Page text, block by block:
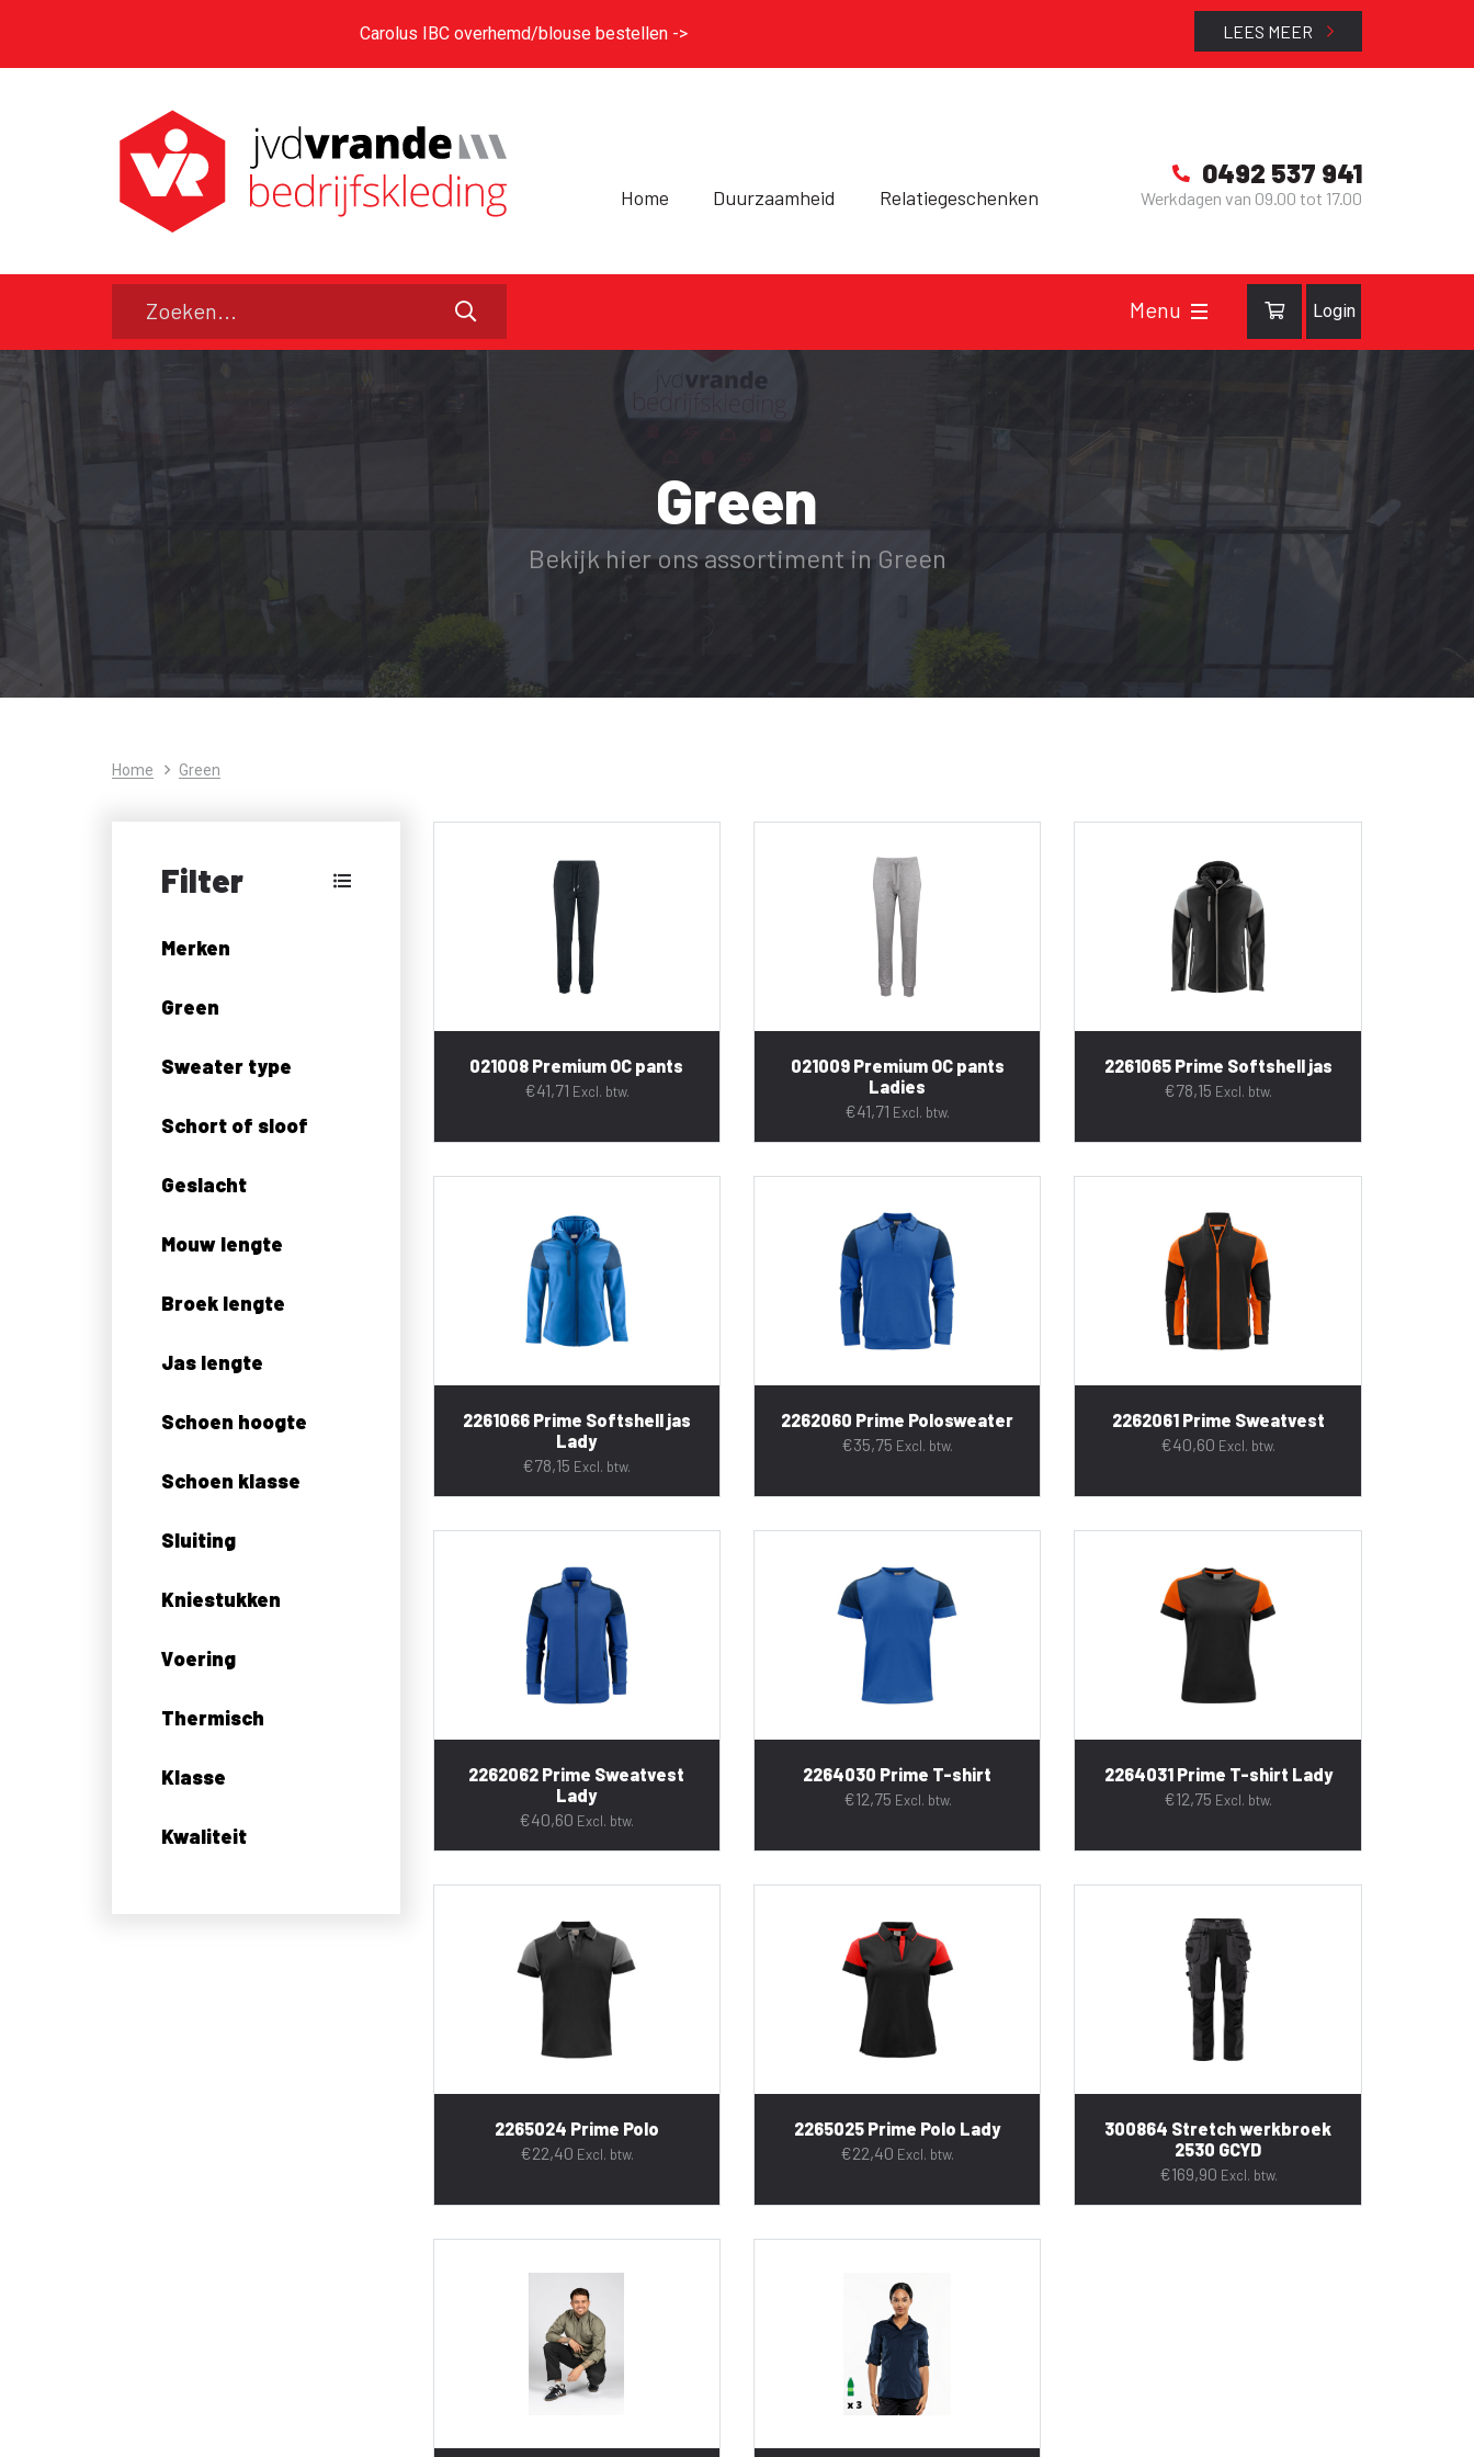
Carolus IBC overhemd/blouse bestellen -> LEES MEER
0492 537 941
Werkdagen van 09.00 tot 17.00
Home Duurzaamheid Relatiegeschenken
Login
Green
Bekijk hier ons assortiment in Green
Home Green
Filter
Merken
Green
Sweater type
Schort of sloof
Geslacht
Mouw lengte
Broek lengte
Jas lengte
Schoen hoogte
Schoen klasse
Sluiting
Kniestukken
Voering
Thermisch
Klasse
Kwaliteit
021008 Premium OC pants
€41,71 Excl. btw.
021009 Premium OC pants
Ladies
€41,71 Excl. btw.
2261065 Prime Softshell jas
€78,15 Excl. btw.
2261066 Prime Softshell jas
Lady
€78,15 Excl. btw.
2262060 Prime Polosweater
€35,75 Excl. btw.
2262061 Prime Sweatvest
€40,60 Excl. btw.
2262062 Prime Sweatvest
Lady
€40,60 Excl. btw.
2264030 Prime T-shirt
€12,75 Excl. btw.
2264031 Prime T-shirt Lady
€12,75 Excl. btw.
2265024 Prime Polo
€22,40 Excl. btw.
2265025 Prime Polo Lady
€22,40 Excl. btw.
300864 Stretch werkbroek
2530 GCYD
€169,90 Excl. btw.